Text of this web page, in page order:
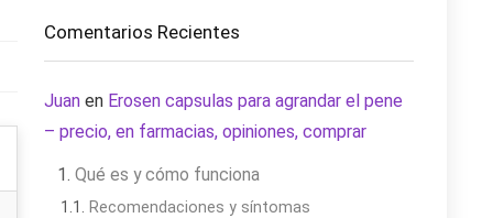
Comentarios Recientes
Juan en Erosen capsulas para agrandar el pene
– precio, en farmacias, opiniones, comprar
Qué es y cómo funciona
Recomendaciones y síntomas